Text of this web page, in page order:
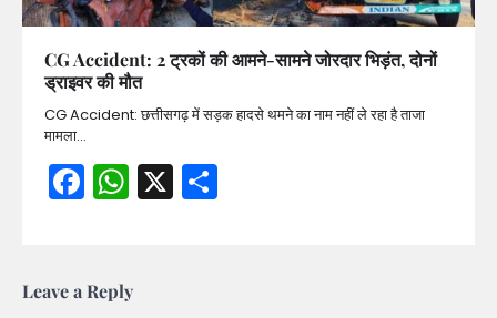
CG Accident: 2 ट्रकों की आमने-सामने जोरदार भिड़ंत, दोनों
ड्राइवर की मौत
CG Accident: छत्तीसगढ़ में सड़क हादसे थमने का नाम नहीं ले रहा है ताजा
मामला…
Facebook
WhatsApp
X
Leave a Reply